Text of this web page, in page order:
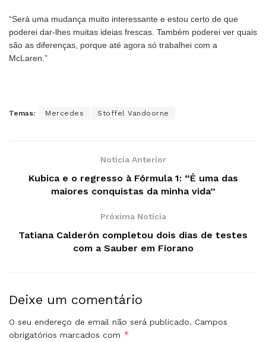
“Será uma mudança muito interessante e estou certo de que
poderei dar-lhes muitas ideias frescas. Também poderei ver quais
são as diferenças, porque até agora só trabalhei com a
McLaren.”
Temas: Mercedes Stoffel Vandoorne
Notícia Anterior
Kubica e o regresso à Fórmula 1: “É uma das
maiores conquistas da minha vida”
Próxima Notícia
Tatiana Calderón completou dois dias de testes
com a Sauber em Fiorano
Deixe um comentário
O seu endereço de email não será publicado. Campos
obrigatórios marcados com *